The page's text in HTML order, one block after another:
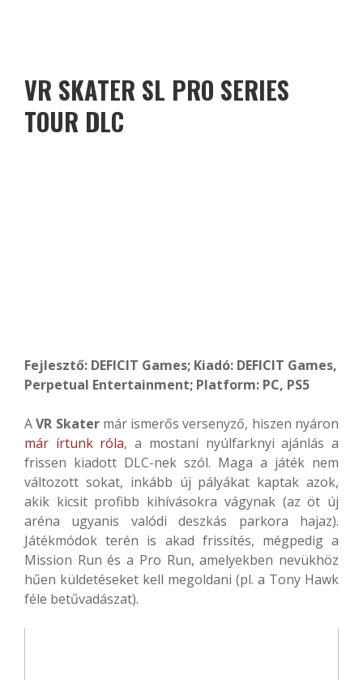
VR SKATER SL PRO SERIES
TOUR DLC
Fejlesztő: DEFICIT Games; Kiadó: DEFICIT Games,
Perpetual Entertainment; Platform: PC, PS5
AVR Skatermár ismerős versenyző, hiszen nyáron
már írtunk róla, a mostani nyúlfarknyi ajánlás a
frissen kiadott DLC-nek szól. Maga a játék nem
változott sokat, inkább új pályákat kaptak azok,
akik kicsit profibb kihívásokra vágynak (az öt új
aréna ugyanis valódi deszkás parkora hajaz).
Játékmódok terén is akad frissítés, mégpedig a
Mission Run és a Pro Run, amelyekben nevükhöz
hűen küldetéseket kell megoldani (pl. a Tony Hawk
féle betűvadászat).